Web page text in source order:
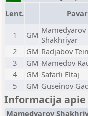
Lent.
1 GM Mamedyarov
Shakhriyar
2
GM Radjabov
3
GM Mamedov
4
GM Safarli Eltaj
5
GM Guseinov
Informacija apie
Mamedyarov